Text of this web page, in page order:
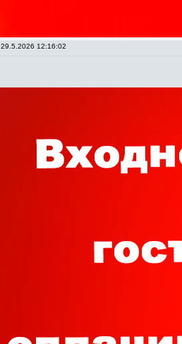
29.5.2026 12:16:02